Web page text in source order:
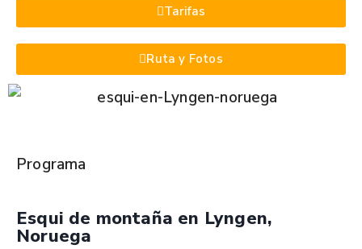
Tarifas
Ruta y Fotos
Programa
Esqui de montaña en Lyngen,
Noruega